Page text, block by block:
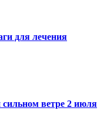
для лечения
ветре 2 июля